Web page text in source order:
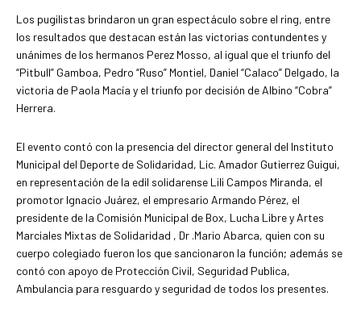
Los pugilistas brindaron un gran espectáculo sobre el ring, entre
los resultados que destacan están las victorias contundentes y
unánimes de los hermanos Perez Mosso, al igual que el triunfo del
“Pitbull” Gamboa, Pedro “Ruso” Montiel, Daniel “Calaco” Delgado, la
victoria de Paola Macía y el triunfo por decisión de Albino “Cobra”
Herrera.
El evento contó con la presencia del director general del Instituto
Municipal del Deporte de Solidaridad, Lic. Amador Gutierrez Guigui,
en representación de la edil solidarense Lili Campos Miranda, el
promotor Ignacio Juárez, el empresario Armando Pérez, el
presidente de la Comisión Municipal de Box, Lucha Libre y Artes
Marciales Mixtas de Solidaridad , Dr .Mario Abarca, quien con su
cuerpo colegiado fueron los que sancionaron la función; además se
contó con apoyo de Protección Civil, Seguridad Publica,
Ambulancia para resguardo y seguridad de todos los presentes.